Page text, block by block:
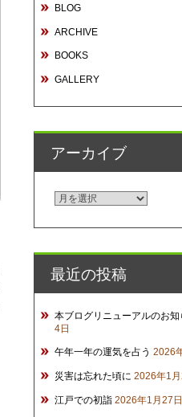
BLOG
ARCHIVE
BOOKS
GALLERY
アーカイブ
ア
イ
ブ
最近の投稿
本ブログリニューアルのお知
4日
午年一年の運気を占う 2026
災害は忘れた頃に 2026年1月
江戸での初詣 2026年1月27日